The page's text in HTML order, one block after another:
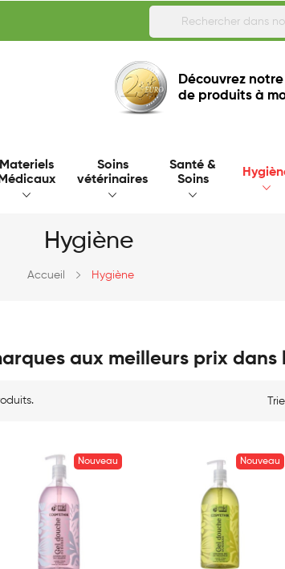
Découvrez
de produits à
Materiels
Médicaux
Soins
vétérinaires
Santé &
Soins
Hygiène
Accueil Hygiène
aux meilleurs prix
Nouveau Nouveau